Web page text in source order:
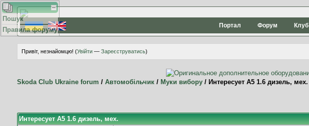
Портал Форум Клуб
Привіт, незнайомцю! (Увійти— Зареєструватись)
Skoda Club Ukraine forum / Автомобільчик/ Муки вибору / Интересует А5 1.6 дизель, мех.
Пошук
Правила форуму
Интересует А5 1.6 дизель, мех.